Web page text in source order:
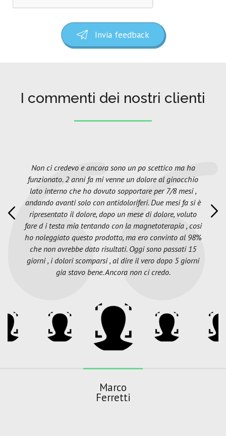
Invia feedback
I commenti dei nostri clienti
Non ci credevo e ancora sono un po scettico ma ha
funzionato. 2 anni fa mi venne un dolore al ginocchio
lato interno che ho dovuto sopportare per 7/8 mesi ,
andando avanti solo con antidoloriferi. Due mesi fa si è
ripresentato il dolore, dopo un mese di dolore, voluto
fare d i testa mia tentando con la magnetoterapia , cosi
ho noleggiato questo prodotto, ma ero convinto al 98%
che non avrebbe dato risultati. Oggi sono passati 15
giorni , i dolori scomparsi , al dire il vero dopo 5 giorni
gia stavo bene. Ancora non ci credo.
Marco
Ferretti